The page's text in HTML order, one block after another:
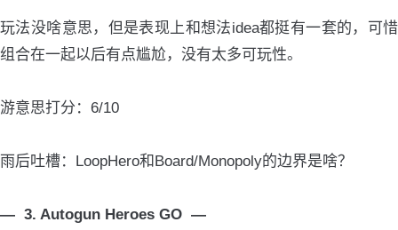
玩法没啥意思，但是表现上和想法idea都挺有一套的，可惜
组合在一起以后有点尴尬，没有太多可玩性。
游意思打分：6/10
雨后吐槽：LoopHero和Board/Monopoly的边界是啥？
— 3. Autogun Heroes GO —